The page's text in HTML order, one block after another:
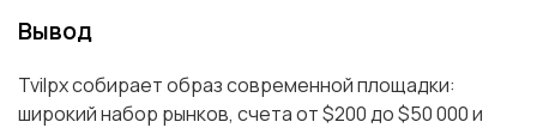
Вывод
Tvilpx собирает образ современной площадки:
широкий набор рынков, счета от $200 до $50 000 и